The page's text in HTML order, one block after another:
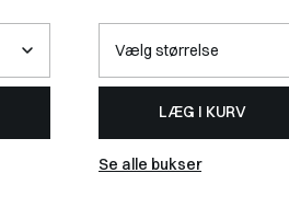
LÆG I KURV
Se alle bukser